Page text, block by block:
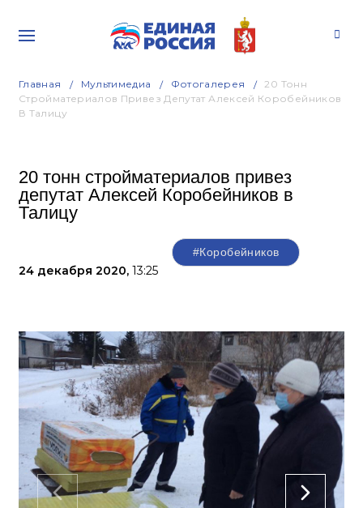
Главная Мультимедиа Фотогалерея
20 Тонн
Стройматериалов Привез Депутат Алексей Коробейников
В Талицу
20 тонн стройматериалов привез
депутат Алексей Коробейников в
Талицу
24 декабря 2020, 13:25
#Коробейников